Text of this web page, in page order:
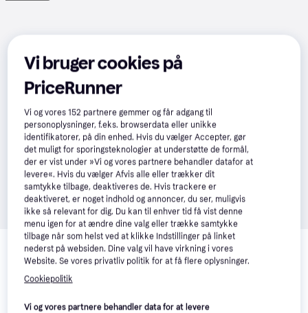
Relaterede produkter
Se vores forslag til andre produkter, der matcher dine
interesser. Vis alle
Vi bruger cookies på
PriceRunner
Vi og vores152 partnere gemmer og får adgang til
personoplysninger, f.eks. browserdata eller unikke
identifikatorer, på din enhed. Hvis du vælger Accepter, gør
det muligt for sporingsteknologier at understøtte de formål,
der er vist under »Vi og vores partnere behandler datafor at
levere«. Hvis du vælger Afvis alle eller trækker dit
samtykke tilbage, deaktiveres de. Hvis trackere er
deaktiveret, er noget indhold og annoncer, du ser, muligvis
ikke så relevant for dig. Du kan til enhver tid få vist denne
menu igen for at ændre dine valg eller trække samtykke
tilbage når som helst ved at klikke Indstillinger på linket
nederst på websiden. Dine valg vil have virkning i vores
Website. Se vores privatliv politik for at få flere oplysninger.
Cookiepolitik
Vi og vores partnere behandler data for at levere